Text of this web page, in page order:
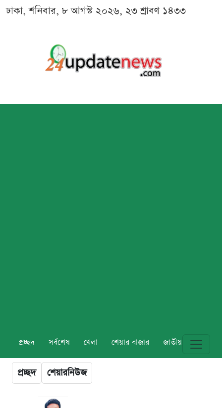
ঢাকা, শনিবার, ৮ আগস্ট ২০২৬, ২৩ শ্রাবণ ১৪৩৩
প্রচ্ছদ সর্বশেষ খেলা শেয়ার বাজার জাতীয় বিশ্ব
প্রচ্ছদ শেয়ারনিউজ